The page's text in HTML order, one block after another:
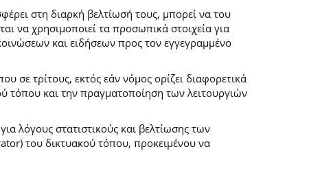
στη διαρκή βελτίωσή τους, μπορεί να του
να χρησιμοποιεί τα προσωπικά στοιχεία για
και ειδήσεων προς τον εγγεγραμμένο
σε τρίτους, εκτός εάν νόμος ορίζει διαφορετικά
τόπου και την πραγματοποίηση των λειτουργιών
λόγους στατιστικούς και βελτίωσης των
του δικτυακού τόπου, προκειμένου να